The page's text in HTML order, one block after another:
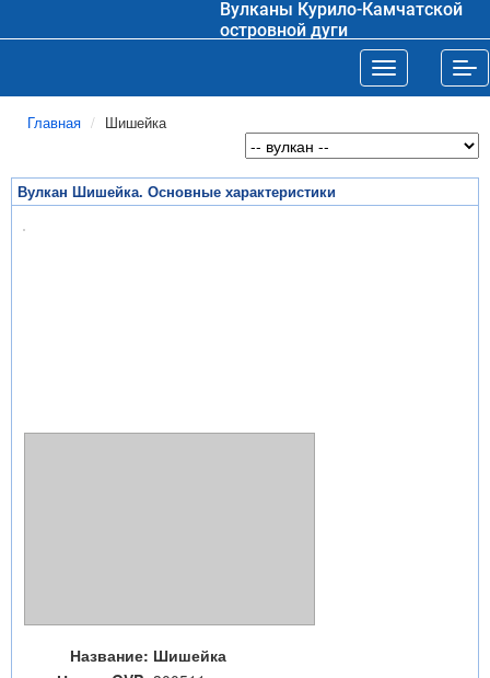
Вулканы Курило-Камчатской
островной дуги
Toggle
Главная Шишейка
Вулкан Шишейка. Основные характеристики
Название: Шишейка